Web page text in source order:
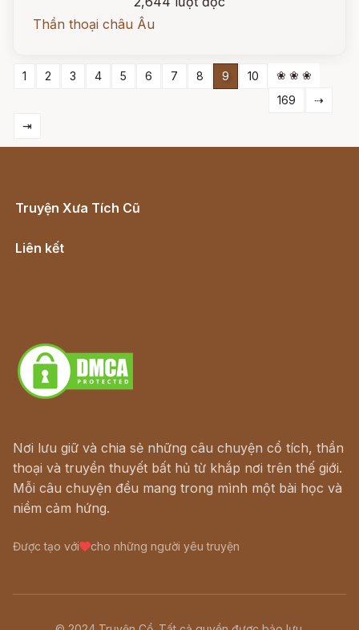
Thần thoại châu Âu
1 2 3 4 5 6 7 8 9 10
❀ ❀ ❀
169
⇢
⇥
Truyện Xưa Tích Cũ
Liên kết
Nơi lưu giữ và chia sẻ những câu chuyện cổ tích, thần
thoại và truyền thuyết bất hủ từ khắp nơi trên thế giới.
Mỗi câu chuyện đều mang trong mình một bài học và
niềm cảm hứng.
Được tạo với cho những người yêu truyện